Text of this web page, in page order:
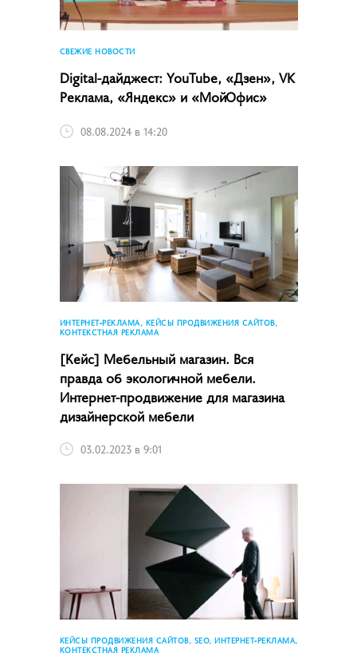
СВЕЖИЕ НОВОСТИ
Digital-дайджест: YouTube, «Дзен», VK
Реклама, «Яндекс» и «МойОфис»
08.08.2024 в 14:20
ИНТЕРНЕТ-РЕКЛАМА, КЕЙСЫ ПРОДВИЖЕНИЯ САЙТОВ,
КОНТЕКСТНАЯ РЕКЛАМА
[Кейс] Мебельный магазин. Вся
правда об экологичной мебели.
Интернет-продвижение для магазина
дизайнерской мебели
03.02.2023 в 9:01
КЕЙСЫ ПРОДВИЖЕНИЯ САЙТОВ, SEO, ИНТЕРНЕТ-РЕКЛАМА,
КОНТЕКСТНАЯ РЕКЛАМА